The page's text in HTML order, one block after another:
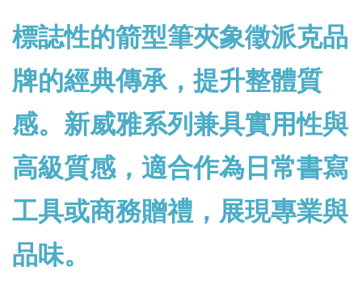
標誌性的箭型筆夾象徵派克品
牌的經典傳承，提升整體質
感。新威雅系列兼具實用性與
高級質感，適合作為日常書寫
工具或商務贈禮，展現專業與
品味。